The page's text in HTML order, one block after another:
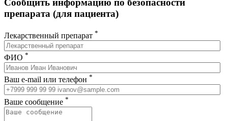
препарата (для пациента)
Лекарственный препарат *
ФИО *
Ваш e-mail или телефон *
Ваше сообщение *